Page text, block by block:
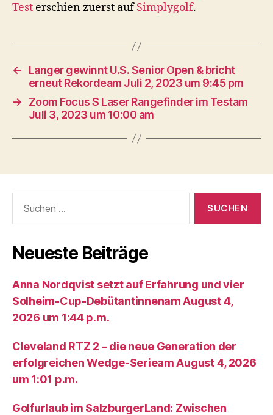
Test erschien zuerst aufSimplygolf.
←
Langer gewinnt U.S. Senior Open & bricht
erneut Rekordeam Juli 2, 2023 um 9:45 pm
→
Zoom Focus S Laser Rangefinder im Testam
Juli 3, 2023 um 10:00 am
nach:
Neueste Beiträge
Anna Nordqvist setzt auf Erfahrung und vier
Solheim-Cup-Debütantinnenam August 4,
2026 um 1:44 p.m.
Cleveland RTZ 2 – die neue Generation der
erfolgreichen Wedge-Serieam August 4, 2026
um 1:01 p.m.
Golfurlaub im SalzburgerLand: Zwischen